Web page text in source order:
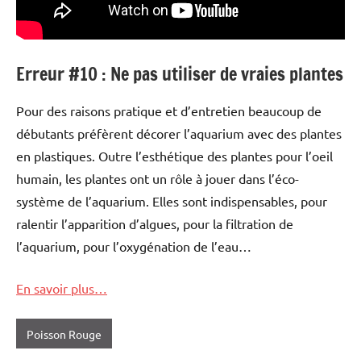
Erreur #10 : Ne pas utiliser de vraies plantes
Pour des raisons pratique et d’entretien beaucoup de
débutants préfèrent décorer l’aquarium avec des plantes
en plastiques. Outre l’esthétique des plantes pour l’oeil
humain, les plantes ont un rôle à jouer dans l’éco-
système de l’aquarium. Elles sont indispensables, pour
ralentir l’apparition d’algues, pour la filtration de
l’aquarium, pour l’oxygénation de l’eau…
En savoir plus…
Poisson Rouge